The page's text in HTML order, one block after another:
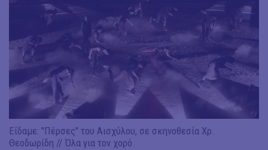
Είδαμε: "Πέρσες" του Αισχύλου, σε σκηνοθεσία Χρ.
Θεοδωρίδη // Όλα για τον χορό